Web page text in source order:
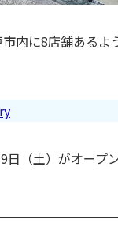
内に8店舗あるよ
（土）がオープ